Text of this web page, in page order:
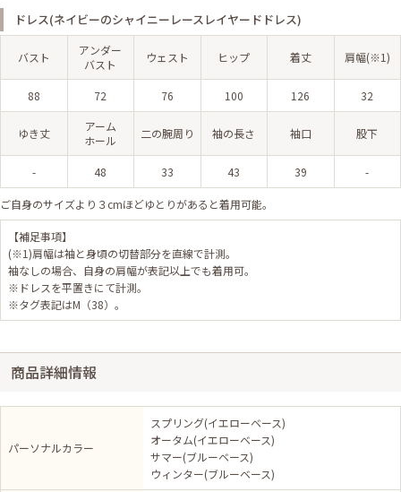
ドレス(ネイビーのシャイニーレースレイヤードドレス)
バスト
アンダー
バスト
ウェスト ヒップ 着丈 肩幅(※1)
88 72 76 100 126 32
ゆき丈
アーム
ホール
二の腕周り 袖の長さ 袖口 股下
- 48 33 43 39 -
ご自身のサイズより３cmほどゆとりがあると着用可能。
【補足事項】
(※1)肩幅は袖と身頃の切替部分を直線で計測。
袖なしの場合、自身の肩幅が表記以上でも着用可。
※ドレスを平置きにて計測。
※タグ表記はM（38）。
商品詳細情報
パーソナルカラー
スプリング(イエローベース)
オータム(イエローベース)
サマー(ブルーベース)
ウィンター(ブルーベース)